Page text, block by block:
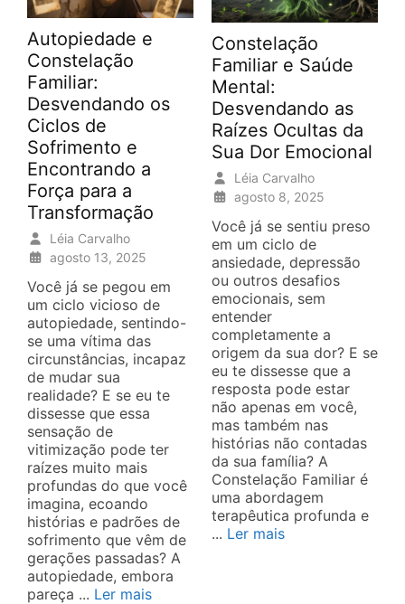
Autopiedade e
Constelação
Familiar:
Desvendando os
Ciclos de
Sofrimento e
Encontrando a
Força para a
Transformação
Léia Carvalho
agosto 13, 2025
Você já se pegou em
um ciclo vicioso de
autopiedade, sentindo-
se uma vítima das
circunstâncias, incapaz
de mudar sua
realidade? E se eu te
dissesse que essa
sensação de
vitimização pode ter
raízes muito mais
profundas do que você
imagina, ecoando
histórias e padrões de
sofrimento que vêm de
gerações passadas? A
autopiedade, embora
pareça ... Ler mais
Constelação
Familiar e Saúde
Mental:
Desvendando as
Raízes Ocultas da
Sua Dor Emocional
Léia Carvalho
agosto 8, 2025
Você já se sentiu preso
em um ciclo de
ansiedade, depressão
ou outros desafios
emocionais, sem
entender
completamente a
origem da sua dor? E se
eu te dissesse que a
resposta pode estar
não apenas em você,
mas também nas
histórias não contadas
da sua família? A
Constelação Familiar é
uma abordagem
terapêutica profunda e
... Ler mais